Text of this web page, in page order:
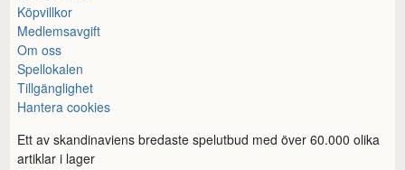
Köpvillkor
Medlemsavgift
Om oss
Spellokalen
Tillgänglighet
Hantera cookies
Ett av skandinaviens bredaste spelutbud med över 60.000 olika
artiklar i lager